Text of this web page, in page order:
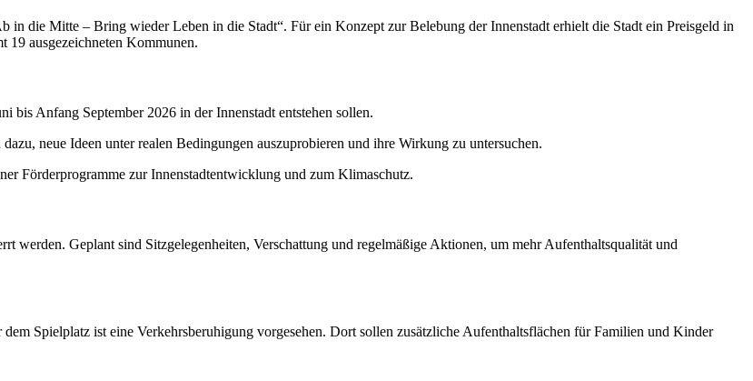
in die Mitte – Bring wieder Leben in die Stadt“. Für ein Konzept zur Belebung der Innenstadt erhielt die Stadt ein Preisgeld in
19 ausgezeichneten Kommunen.
bis Anfang September 2026 in der Innenstadt entstehen sollen.
neue Ideen unter realen Bedingungen auszuprobieren und ihre Wirkung zu untersuchen.
Förderprogramme zur Innenstadtentwicklung und zum Klimaschutz.
werden. Geplant sind Sitzgelegenheiten, Verschattung und regelmäßige Aktionen, um mehr Aufenthaltsqualität und
Spielplatz ist eine Verkehrsberuhigung vorgesehen. Dort sollen zusätzliche Aufenthaltsflächen für Familien und Kinder